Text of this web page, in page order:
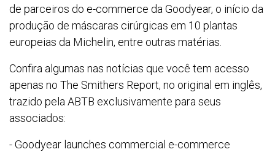
de parceiros do e-commerce da Goodyear, o início da
produção de máscaras cirúrgicas em 10 plantas
europeias da Michelin, entre outras matérias.
Confira algumas nas notícias que você tem acesso
apenas no The Smithers Report, no original em inglês,
trazido pela ABTB exclusivamente para seus
associados:
- Goodyear launches commercial e-commerce